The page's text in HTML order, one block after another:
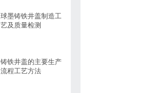
球墨铸铁井盖制造工
艺及质量检测
铸铁井盖的主要生产
流程工艺方法